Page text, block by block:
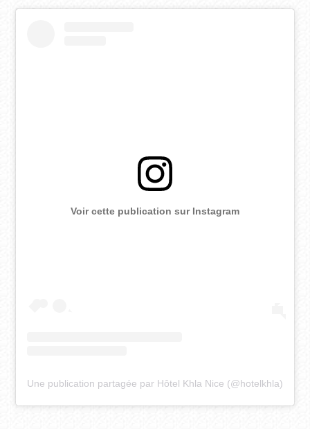
Voir cette publication sur Instagram
Une publication partagée par Hôtel Khla Nice (@hotelkhla)